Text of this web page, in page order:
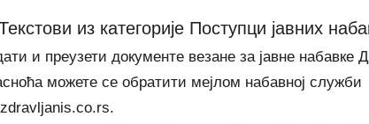
из категорије Поступци јавних
и преузети документе везане за јавне
можете се обратити мејлом набавној служби